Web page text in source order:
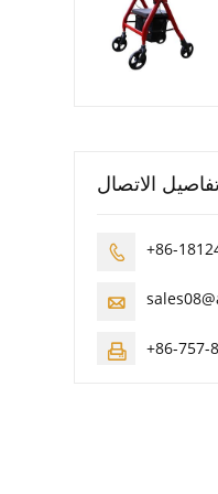
الاتصال
 +86-

 +86-757-